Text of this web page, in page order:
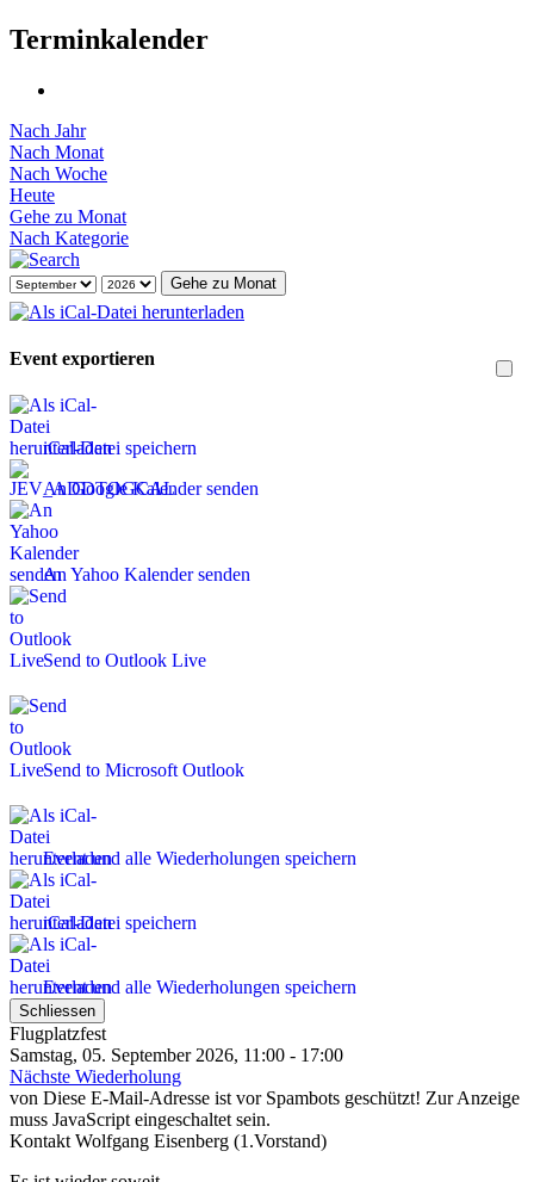
Terminkalender
Nach Jahr
Nach Monat
Nach Woche
Heute
Gehe zu Monat
Nach Kategorie
Gehe zu Monat
Event exportieren
iCal-Datei speichern
An Google Kalender senden
An Yahoo Kalender senden
Send to Outlook Live
Send to Microsoft Outlook
Event und alle Wiederholungen speichern
iCal-Datei speichern
Event und alle Wiederholungen speichern
Schliessen
Flugplatzfest
Samstag, 05. September 2026, 11:00 - 17:00
Nächste Wiederholung
von Diese E-Mail-Adresse ist vor Spambots geschützt! Zur Anzeige
muss JavaScript eingeschaltet sein.
Kontakt Wolfgang Eisenberg (1.Vorstand)